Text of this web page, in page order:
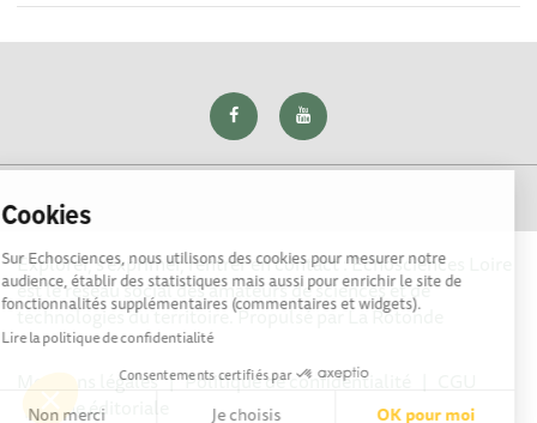
Cookies
Sur Echosciences, nous utilisons des cookies pour mesurer notre
audience, établir des statistiques mais aussi pour enrichir le site de
fonctionnalités supplémentaires (commentaires et widgets).
Lire la politique de confidentialité
Consentements certifiés par
Non merci Je choisis OK pour moi
Explorer, s’exprimer, rentrer en contact : Echosciences Loire
est le réseau social des amateurs de sciences et de
technologies du territoire. Propulsé parLa Rotonde
Mentions légales|Politique de confidentialité
|Ligne éditoriale